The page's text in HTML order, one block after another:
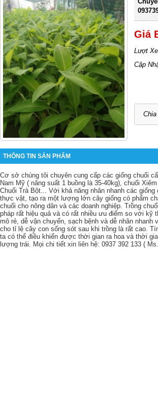
Giá
Lượt
Cập
THÔNG TIN SẢN PHẨM
Cơ sở chúng tôi chuyên cung cấp các giống chuối
Nam Mỹ ( năng suất 1 buồng là 35-40kg), chuối
Chuối Trà Bột... Với khả năng nhân nhanh các
thực vật, tạo ra một lượng lớn cây giống có phẩm
chuối cho nông dân và các doanh nghiệp. Trồng
pháp rất hiệu quả và có rất nhiều ưu điểm so với kỹ
mô rẻ, dễ vận chuyển, sạch bệnh và dễ nhân
cho tỉ lệ cây con sống sót sau khi trồng là rất cao.
ta có thể điều khiển được thời gian ra hoa và thời
lượng trái. Mọi chi tiết xin liên hệ: 0937 392 133 (